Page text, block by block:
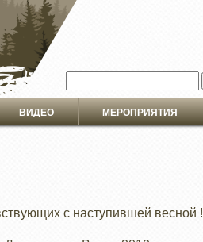
ВИДЕО МЕРОПРИЯТИЯ
с наступившей весной !